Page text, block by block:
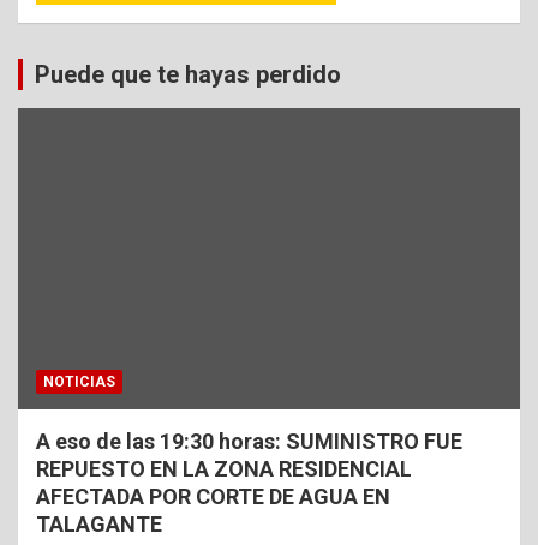
Puede que te hayas perdido
NOTICIAS
A eso de las 19:30 horas: SUMINISTRO FUE
REPUESTO EN LA ZONA RESIDENCIAL
AFECTADA POR CORTE DE AGUA EN
TALAGANTE